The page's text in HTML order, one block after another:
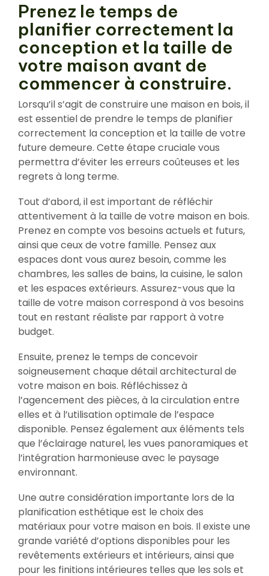
Prenez le temps de
planifier correctement la
conception et la taille de
votre maison avant de
commencer à construire.
Lorsqu’il s’agit de construire une maison en bois, il
est essentiel de prendre le temps de planifier
correctement la conception et la taille de votre
future demeure. Cette étape cruciale vous
permettra d’éviter les erreurs coûteuses et les
regrets à long terme.
Tout d’abord, il est important de réfléchir
attentivement à la taille de votre maison en bois.
Prenez en compte vos besoins actuels et futurs,
ainsi que ceux de votre famille. Pensez aux
espaces dont vous aurez besoin, comme les
chambres, les salles de bains, la cuisine, le salon
et les espaces extérieurs. Assurez-vous que la
taille de votre maison correspond à vos besoins
tout en restant réaliste par rapport à votre
budget.
Ensuite, prenez le temps de concevoir
soigneusement chaque détail architectural de
votre maison en bois. Réfléchissez à
l’agencement des pièces, à la circulation entre
elles et à l’utilisation optimale de l’espace
disponible. Pensez également aux éléments tels
que l’éclairage naturel, les vues panoramiques et
l’intégration harmonieuse avec le paysage
environnant.
Une autre considération importante lors de la
planification esthétique est le choix des
matériaux pour votre maison en bois. Il existe une
grande variété d’options disponibles pour les
revêtements extérieurs et intérieurs, ainsi que
pour les finitions intérieures telles que les sols et